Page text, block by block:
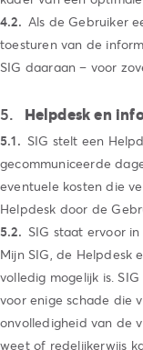
Als de Gebruiker
toesturen van de
SIG daaraan – voor
Helpdesk en
SIG stelt een
gecommuniceerde
eventuele kosten die
Helpdesk door de
SIG staat ervoor
Mijn SIG, de Helpdesk
volledig mogelijk is.
voor enige schade die
onvolledigheid van de
weet of redelijkerwijs